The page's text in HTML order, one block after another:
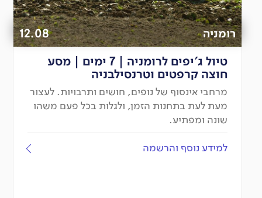
רומניה 12.08
טיול ג'יפים לרומניה | 7 ימים | מסע
חוצה קרפטים וטרנסילבניה
מרחבי אינסוף של נופים, חושים ותרבויות. לעצור
מעת לעת בתחנות הזמן, ולגלות בכל פעם משהו
שונה ומפתיע.
למידע נוסף והרשמה